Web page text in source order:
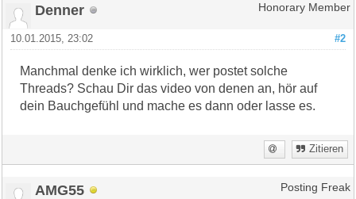
Denner Honorary Member
#2
10.01.2015, 23:02
Manchmal denke ich wirklich, wer postet solche
Threads? Schau Dir das video von denen an, hör auf
dein Bauchgefühl und mache es dann oder lasse es.
Zitieren
AMG55 Posting Freak